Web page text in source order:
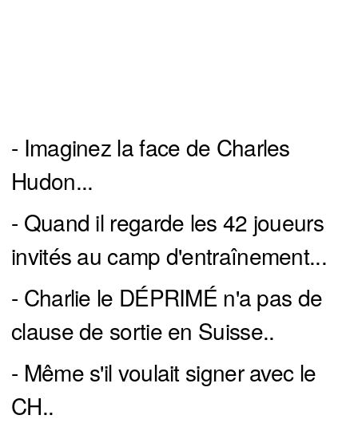
- Imaginez la face de Charles
Hudon...
- Quand il regarde les 42 joueurs
invités au camp d'entraînement...
- Charlie le DÉPRIMÉ n'a pas de
clause de sortie en Suisse..
- Même s'il voulait signer avec le
CH..